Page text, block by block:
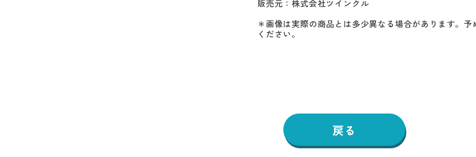
販売元：株式会社ツインクル
＊画像は実際の商品とは多少異なる場合があります。予
ください。
戻る